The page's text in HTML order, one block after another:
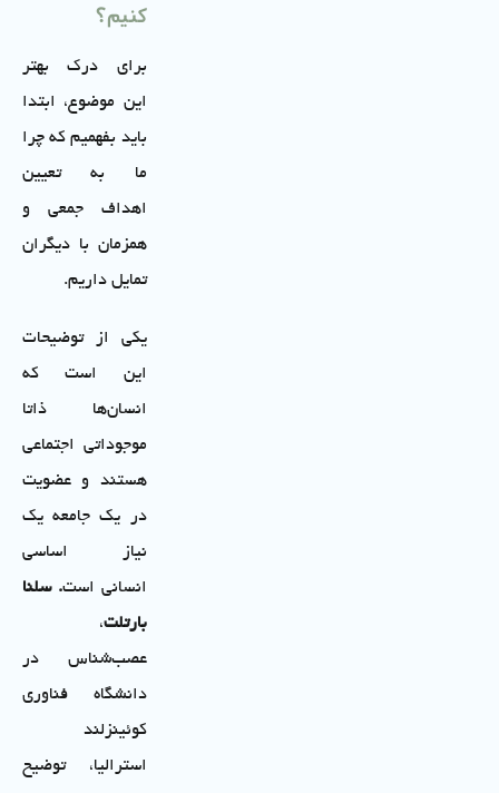
کنیم؟
برای درک بهتر
این موضوع، ابتدا
باید بفهمیم که چرا
ما به تعیین
اهداف جمعی و
همزمان با دیگران
تمایل داریم.
یکی از توضیحات
این است که
انسان‌ها ذاتا
موجوداتی اجتماعی
هستند و عضویت
در یک جامعه یک
نیاز اساسی
انسانی است. سلنا
بارتلت،
عصب‌شناس در
دانشگاه فناوری
کوئینزلند
استرالیا، توضیح